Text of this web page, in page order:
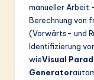
manueller Arbeit
Berechnung von
(Vorwärts- und
Identifizierung
wieVisual
Generator